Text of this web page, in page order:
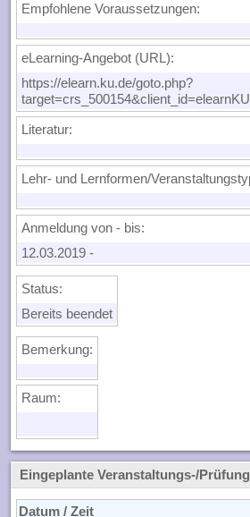
Empfohlene Voraussetzungen:
eLearning-Angebot (URL):
https://elearn.ku.de/goto.php?
target=crs_500154&client_id=elearnKU
Literatur:
Lehr- und Lernformen/
Anmeldung von - bis:
12.03.2019 -
Status:
Bereits beendet
Bemerkung:
Raum:
Eingeplante Veranstaltungs-/
Datum / Zeit